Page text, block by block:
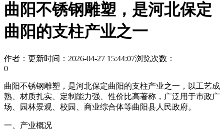
曲阳不锈钢雕塑，是河北保定
曲阳的支柱产业之一
作者： 更新时间：2026-04-27 15:44:07浏览次数：
0
曲阳不锈钢雕塑，是河北保定曲阳的支柱产业之一，以工艺成
熟、材质扎实、定制能力强、性价比高著称，广泛用于市政广
场、园林景观、校园、商业综合体等曲阳县人民政府。
一、产业概况